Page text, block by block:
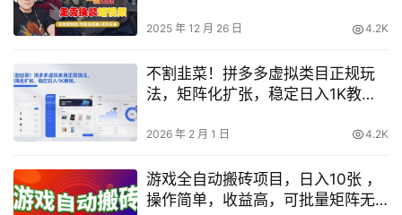
2025 年 12 月 26 日 4.2K
不割韭菜！拼多多虚拟类目正规玩
法，矩阵化扩张，稳定日入1K教程
2026 年 2 月 1 日 4.2K
游戏全自动搬砖项目，日入10张 ，
操作简单，收益高，可批量矩阵无